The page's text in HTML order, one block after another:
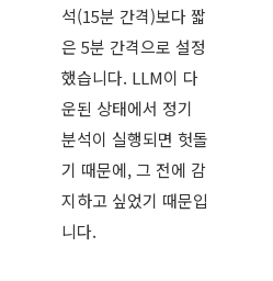
석(15분 간격)보다 짧
은 5분 간격으로 설정
했습니다. LLM이 다
운된 상태에서 정기
분석이 실행되면 헛돌
기 때문에, 그 전에 감
지하고 싶었기 때문입
니다.